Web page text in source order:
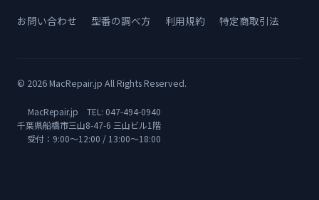
お問い合わせ 型番の調べ方 利用規約 特定商取引法
© 2026 MacRepair.jp All Rights Reserved.
MacRepair.jp TEL: 047-494-0940
千葉県船橋市三山8-47-6 三山ビル1階
受付：9:00〜12:00 / 13:00〜18:00